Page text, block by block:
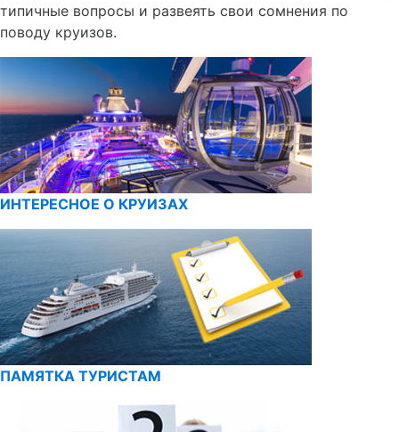
типичные вопросы и развеять свои сомнения по
поводу круизов.
ИНТЕРЕСНОЕ О КРУИЗАХ
ПАМЯТКА ТУРИСТАМ